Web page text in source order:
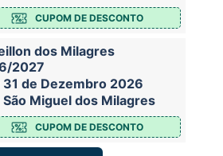
CUPOM DE DESCONTO
dos Milagres
2027
31 de Dezembro 2026
Miguel dos Milagres
CUPOM DE DESCONTO